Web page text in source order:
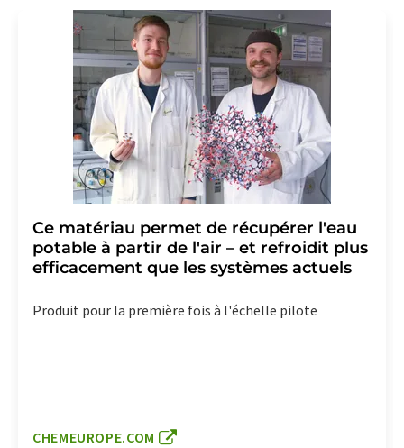
Ce matériau permet de récupérer l'eau
potable à partir de l'air – et refroidit plus
efficacement que les systèmes actuels
Produit pour la première fois à l'échelle pilote
CHEMEUROPE.COM